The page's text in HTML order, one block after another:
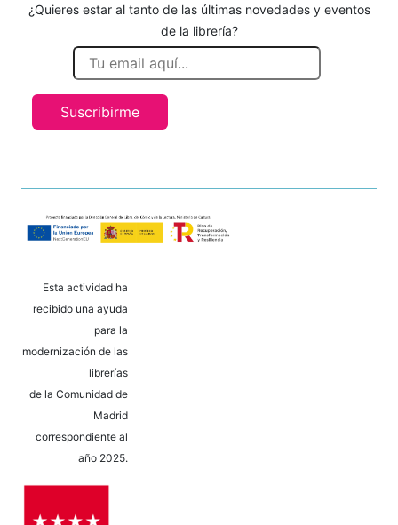
¿Quieres estar al tanto de las últimas novedades y eventos
de la librería?
Suscribirme
Esta actividad ha
recibido una ayuda
para la
modernización de las
librerías
de la Comunidad de
Madrid
correspondiente al
año 2025.